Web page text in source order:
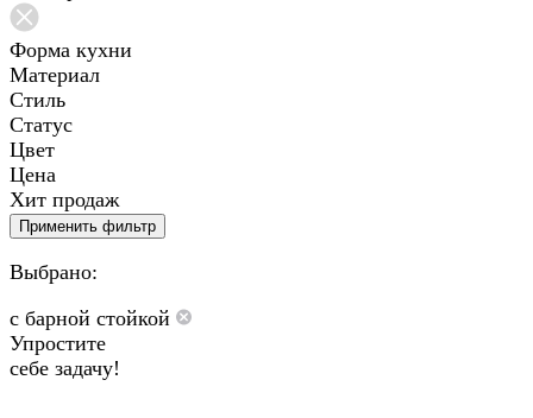
Форма кухни
Материал
Стиль
Статус
Цвет
Цена
Хит продаж
Применить фильтр
Выбрано:
с барной стойкой
Упростите
себе задачу!